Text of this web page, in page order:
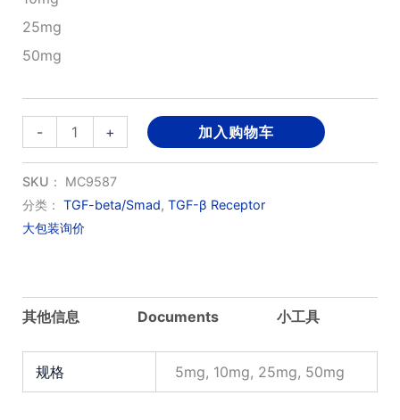
25mg
50mg
-
CJJ300
数
量
+ 加入购物车
SKU： MC9587
分类： TGF-beta/Smad, TGF-β Receptor
大包装询价
其他信息 Documents 小工具
规格 5mg, 10mg, 25mg, 50mg